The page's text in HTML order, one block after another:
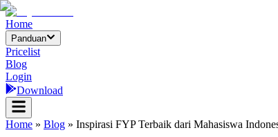
Home
Panduan
Pricelist
Blog
Login
Download
Home » Blog » Inspirasi FYP Terbaik dari Mahasiswa